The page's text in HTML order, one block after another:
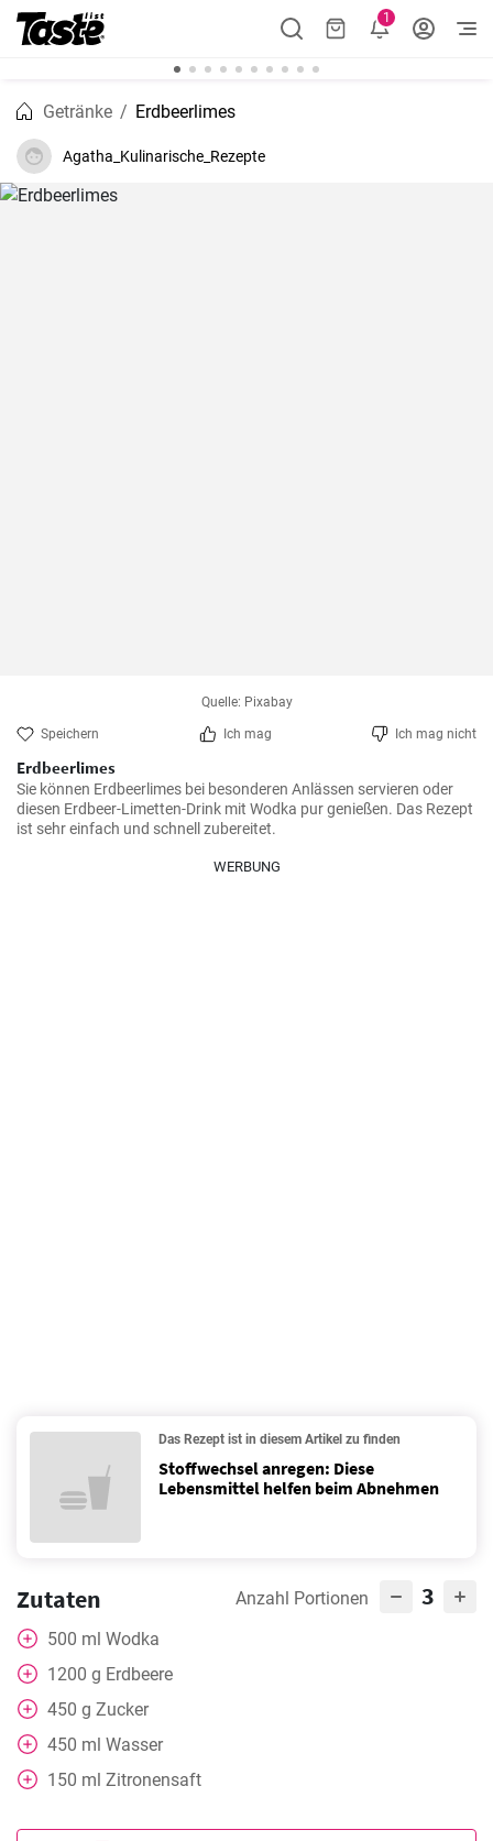
1
Getränke Erdbeerlimes
Agatha_Kulinarische_Rezepte
Quelle: Pixabay
Speichern Ich mag Ich mag nicht
Erdbeerlimes
Sie können Erdbeerlimes bei besonderen Anlässen servieren oder
diesen Erdbeer-Limetten-Drink mit Wodka pur genießen. Das Rezept
ist sehr einfach und schnell zubereitet.
WERBUNG
Das Rezept ist in diesem Artikel zu finden
Stoffwechsel anregen: Diese
Lebensmittel helfen beim Abnehmen
Zutaten Anzahl Portionen 3
500 ml Wodka
1200 g Erdbeere
450 g Zucker
450 ml Wasser
150 ml Zitronensaft